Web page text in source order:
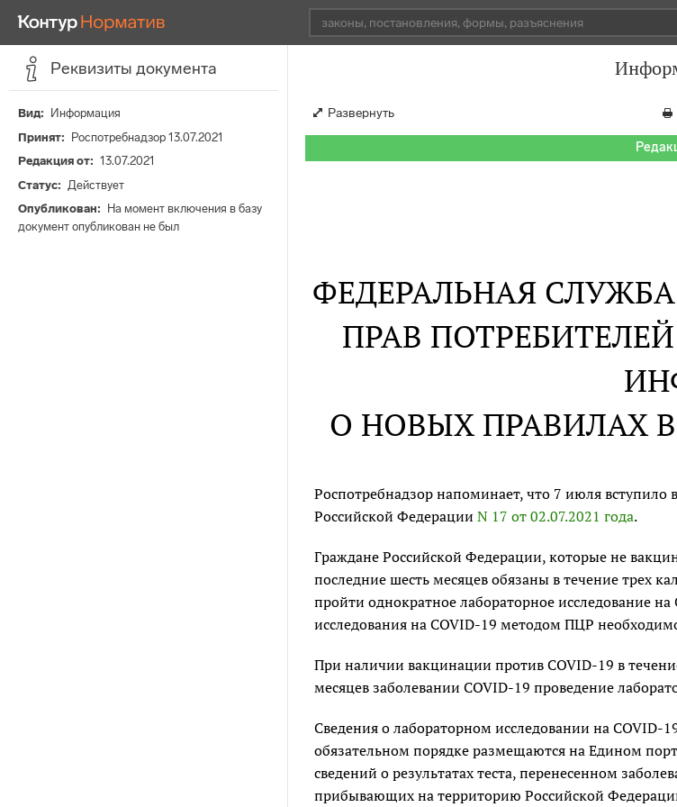
Реквизиты документа
Вид
Информация
Принят
Роспотребнадзор 13.07.2021
Редакция от
13.07.2021
Статус
Действует
Опубликован
На момент включения в базу
документ опубликован не был
Развернуть
ФЕДЕРАЛЬНАЯ
ПРАВ
О НОВЫХ ПРАВИЛАХ
Роспотребнадзор напоминает, что 7 июля вступило
Российской Федерации N 17 от 02.07.2021 года.
Граждане Российской Федерации, которые не
последние шесть месяцев обязаны в течение трех
пройти однократное лабораторное исследование
исследования на COVID-19 методом ПЦР
При наличии вакцинации против COVID-19 в
месяцев заболевании COVID-19 проведение
Сведения о лабораторном исследовании на
обязательном порядке размещаются на Едином
сведений о результатах теста, перенесенном
прибывающих на территорию Российской